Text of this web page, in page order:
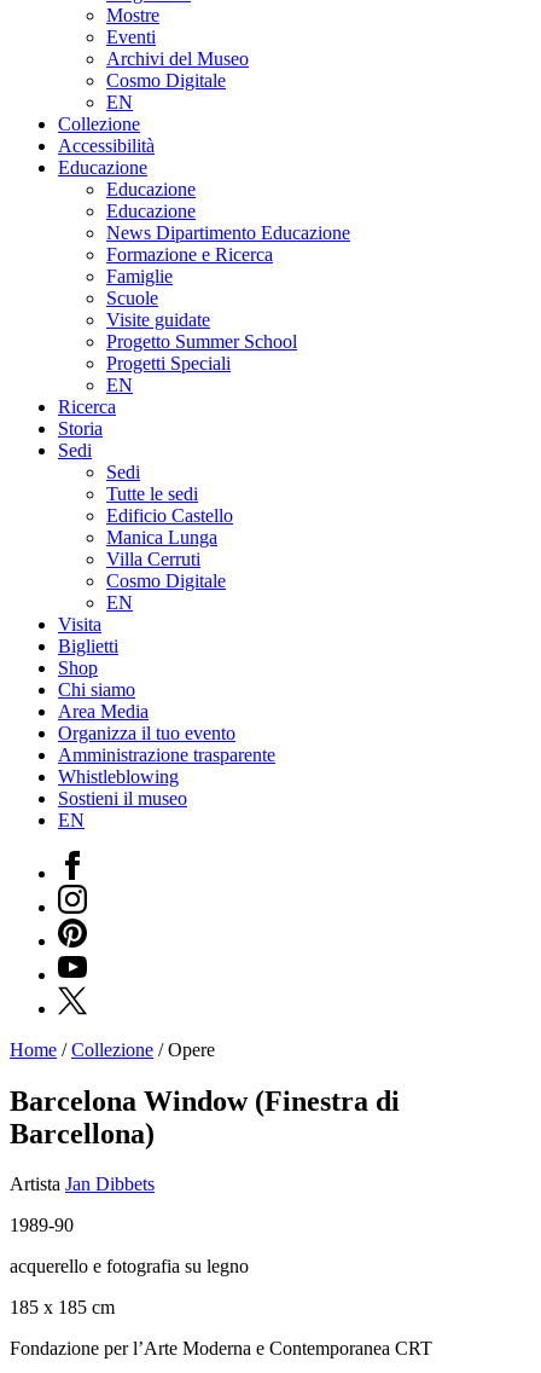
Mostre
Eventi
Archivi del Museo
Cosmo Digitale
EN
Collezione
Accessibilità
Educazione
Educazione
Educazione
News Dipartimento Educazione
Formazione e Ricerca
Famiglie
Scuole
Visite guidate
Progetto Summer School
Progetti Speciali
EN
Ricerca
Storia
Sedi
Sedi
Tutte le sedi
Edificio Castello
Manica Lunga
Villa Cerruti
Cosmo Digitale
EN
Visita
Biglietti
Shop
Chi siamo
Area Media
Organizza il tuo evento
Amministrazione trasparente
Whistleblowing
Sostieni il museo
EN
Facebook
Instagram
Pinterest
YouTube
X
Mostre
Eventi
Archivi
Museo
Cosmo
Collezione
Educazione
News
Home /Collezione /Opere
Barcelona Window (Finestra di
Barcellona)
Artista Jan Dibbets
1989-90
acquerello e fotografia su legno
185 x 185 cm
Fondazione per l’Arte Moderna e Contemporanea CRT